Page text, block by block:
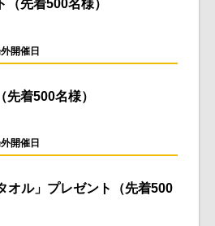
（先着500名様）
開催日
着500名様）
開催日
オル」プレゼント（先着500